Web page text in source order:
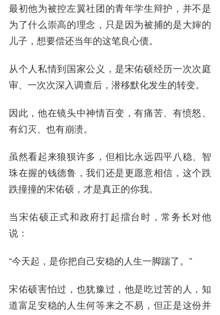
最初他为被控左翼社团的青年学生辩护，并不是
为了什么崇高的理念，只是因为被捕的是大婶的
儿子，想要偿还当年的这笔良心债。
从个人私情到国家公义，是宋佑硕经历一次次庭
审、一次次深入调查后，潜移默化发生的转变。
因此，他在镜头中神情百变，有痛苦、有愤怒、
有幻灭、也有崩溃。
虽然看起来狼狈许多，但相比永远四平八稳、智
珠在握的钱德鲁，我们还是更愿意相信，这个跌
跌撞撞的宋佑硕，才是真正的你我。
当宋佑硕正式和政府打起擂台时，常务长对他
说：
“今天起，是你把自己安稳的人生一脚踹了。”
宋佑硕害怕过，也犹豫过，他是吃过苦的人，知
道富足安稳的人生何等来之不易，但正是这份并